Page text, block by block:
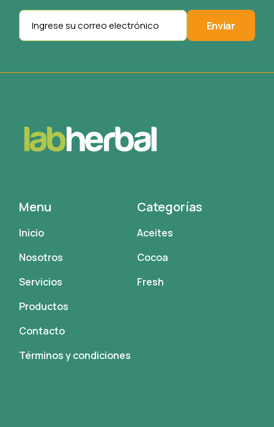
Enviar
Menu
Inicio
Nosotros
Servicios
Productos
Contacto
Términos y condiciones
Categorías
Aceites
Cocoa
Fresh